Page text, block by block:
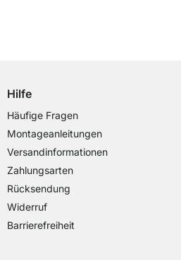
Hilfe
Häufige Fragen
Montageanleitungen
Versandinformationen
Zahlungsarten
Rücksendung
Widerruf
Barrierefreiheit